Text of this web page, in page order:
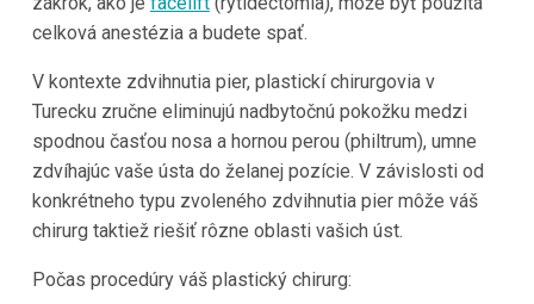
celková anestézia a budete spať.
V kontexte zdvihnutia pier, plastickí chirurgovia v
Turecku zručne eliminujú nadbytočnú pokožku medzi
spodnou časťou nosa a hornou perou (philtrum), umne
zdvíhajúc vaše ústa do želanej pozície. V závislosti od
konkrétneho typu zvoleného zdvihnutia pier môže váš
chirurg taktiež riešiť rôzne oblasti vašich úst.
Počas procedúry váš plastický chirurg: